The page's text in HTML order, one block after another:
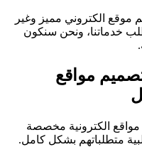
الكتروني مميز وغير
خدماتنا، ونحن سنكون
مواقع
الكترونية مخصصة
متطلباتهم بشكل كامل.